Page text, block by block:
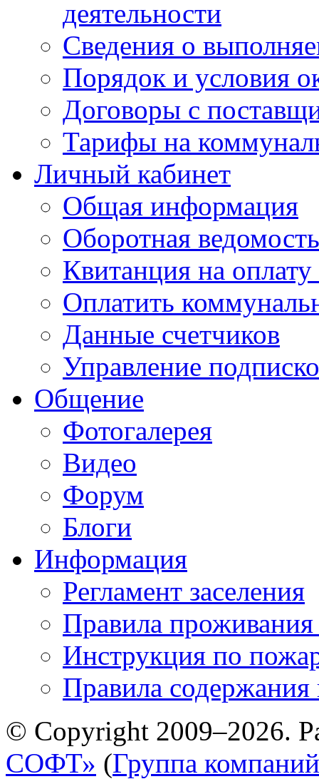
деятельности
Сведения о
Порядок и условия
Договоры с
Тарифы на
Личный кабинет
Общая информация
Оборотная ведомость
Квитанция на
Оплатить
Данные счетчиков
Управление
Общение
Фотогалерея
Видео
Форум
Блоги
Информация
Регламент заселения
Правила
Инструкция по
Правила
© Copyright 2009–2026.
СОФТ» (Группа